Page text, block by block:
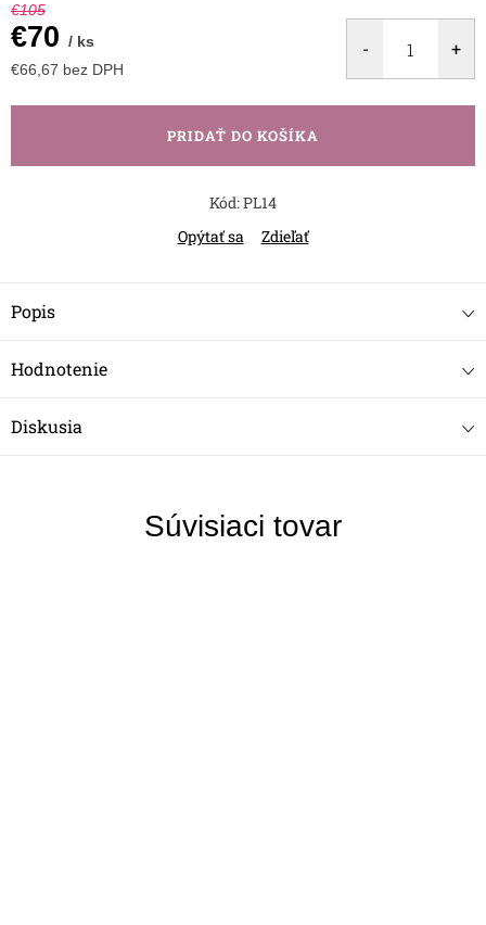
€105
€70 / ks
€66,67 bez DPH
PRIDAŤ DO KOŠÍKA
Kód:PL14
Opýtať sa
Zdieľať
Popis
Hodnotenie
Diskusia
Súvisiaci tovar